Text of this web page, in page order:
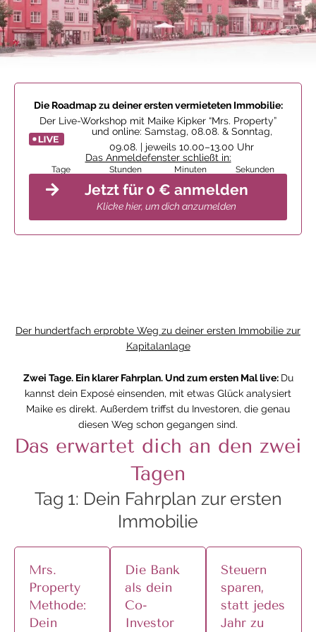
Die Roadmap zu deiner ersten vermieteten Immobilie:
Der Live-Workshop mit Maike Kipker “Mrs. Property”
und online: Samstag, 08.08. & Sonntag,
09.08. | jeweils 10.00–13.00 Uhr
Das Anmeldefenster schließt in:
Tage Stunden Minuten Sekunden
Jetzt für 0 € anmelden
Klicke hier, um dich anzumelden
Der hundertfach erprobte Weg zu deiner ersten Immobilie zur
Kapitalanlage
Zwei Tage. Ein klarer Fahrplan. Und zum ersten Mal live: Du
kannst dein Exposé einsenden, mit etwas Glück analysiert
Maike es direkt. Außerdem triffst du Investoren, die genau
diesen Weg schon gegangen sind.
Das erwartet dich an den zwei
Tagen
Tag 1: Dein Fahrplan zur ersten
Immobilie
Mrs.
Property
Methode:
Dein
Die Bank
als dein
Co-
Investor
Steuern
sparen,
statt jedes
Jahr zu